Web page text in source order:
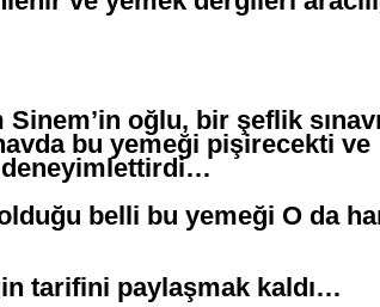
oğlu, bir şeflik
bu yemeği pişirecekti ve
deneyimlettirdi…
belli bu yemeği O da
tarifini paylaşmak kaldı…